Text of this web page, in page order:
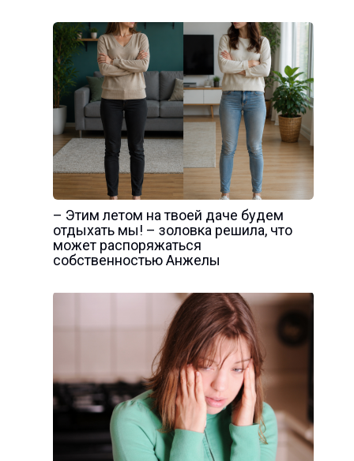
– Этим летом на твоей даче будем
отдыхать мы! – золовка решила, что
может распоряжаться
собственностью Анжелы